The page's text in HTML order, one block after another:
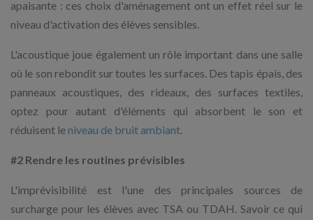
apaisante : ces choix d'aménagement ont un effet réel sur le
niveau d'activation des élèves sensibles.
L'acoustique joue également un rôle important dans une salle
où le son rebondit sur toutes les surfaces. Des tapis épais, des
panneaux acoustiques, des rideaux, des surfaces textiles,
optez pour autant d'éléments qui absorbent le son et
réduisent leniveau de bruit ambiant.
#2 Rendre les routines prévisibles
L'imprévisibilité est l'une des principales sources de
surcharge pour les élèves avec TSA ou TDAH. Savoir ce qui